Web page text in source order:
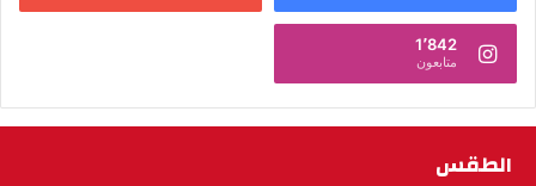
1٬842
متابعون
الطقس